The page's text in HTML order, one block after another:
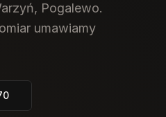
Pogalewo.
umawiamy